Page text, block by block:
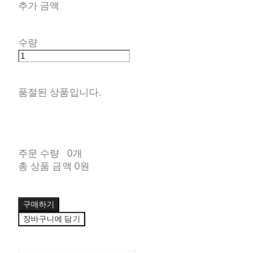
추가 금액
수량
품절된 상품입니다.
주문 수량
0개
총 상품 금액 0원
구매하기
장바구니에 담기